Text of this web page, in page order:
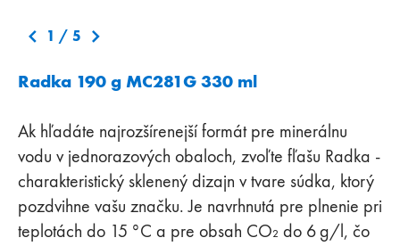
1 / 5
Radka 190 g MC281G 330 ml
Ak hľadáte najrozšírenejší formát pre minerálnu
vodu v jednorazových obaloch, zvoľte fľašu Radka -
charakteristický sklenený dizajn v tvare súdka, ktorý
pozdvihne vašu značku. Je navrhnutá pre plnenie pri
teplotách do 15 °C a pre obsah CO₂ do 6 g/l, čo